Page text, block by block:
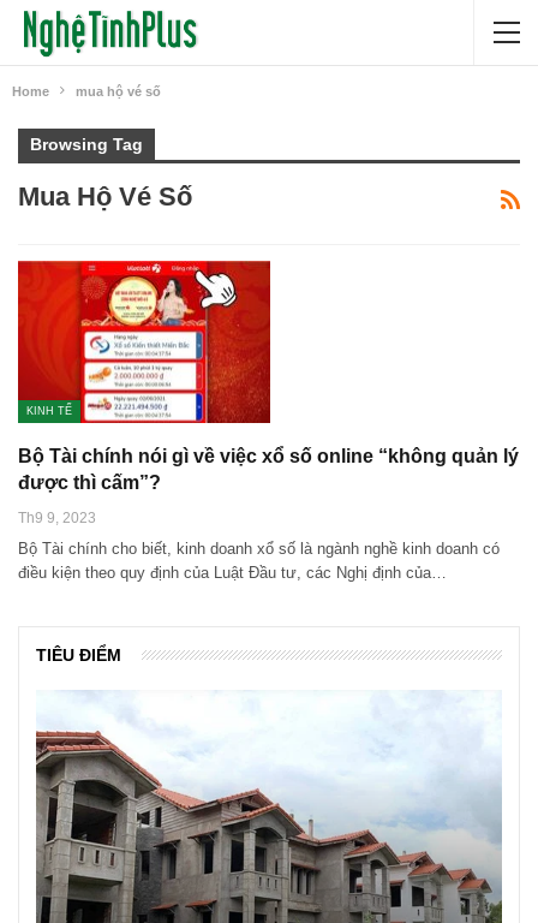
Home mua hộ vé số
Browsing Tag
Mua Hộ Vé Số
KINH TẾ
Bộ Tài chính nói gì về việc xổ số online “không quản lý
được thì cấm”?
Th9 9, 2023
Bộ Tài chính cho biết, kinh doanh xổ số là ngành nghề kinh doanh có
điều kiện theo quy định của Luật Đầu tư, các Nghị định của…
TIÊU ĐIỂM